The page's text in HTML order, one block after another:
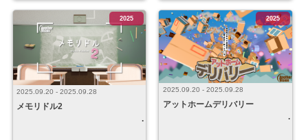
2025.09.20 - 2025.09.28
メモリドル2
2025
2025.09.20 - 2025.09.28
アットホームデリバリー
2025